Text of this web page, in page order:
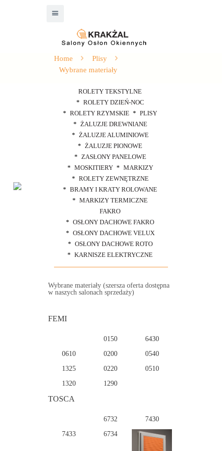
Home
Plisy
Wybrane materiały
ROLETY TEKSTYLNE
ROLETY DZIEŃ-NOC
ROLETY RZYMSKIE
PLISY
ŻALUZJE DREWNIANE
ŻALUZJE ALUMINIOWE
ŻALUZJE PIONOWE
ZASŁONY PANELOWE
MOSKITIERY
MARKIZY
ROLETY ZEWNĘTRZNE
BRAMY I KRATY ROLOWANE
MARKIZY TERMICZNE
FAKRO
OSŁONY DACHOWE FAKRO
OSŁONY DACHOWE VELUX
OSŁONY DACHOWE ROTO
KARNISZE ELEKTRYCZNE
Wybrane materiały (szersza oferta dostępna
w naszych salonach sprzedaży)
FEMI
0150
6430
0610
0200
0540
1325
0220
0510
1320
1290
TOSCA
6732
7430
7433
6734